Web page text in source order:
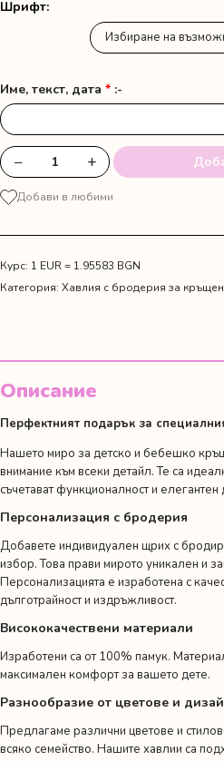
Шрифт
Име, текст, дата * :-
количество
за
Миро
за
кръщене
− +
Добави в любими
Курс: 1 EUR = 1.95583 BGN
Категория: Хавлия с бродерия за
Описание
Перфектният подарък за
Нашето миро за детско и бебешко
внимание към всеки детайл. Те са
съчетават функционалност и елегантен
Персонализация с бродерия
Добавете индивидуален щрих с
избор. Това прави мирото уникален и
Персонализацията е изработена с
дълготрайност и издръжливост.
Висококачествени материали
Изработени са от 100% памук.
максимален комфорт за вашето дете.
Разнообразие от цветове и
Предлагаме различни цветове и
всяко семейство. Нашите хавлии са